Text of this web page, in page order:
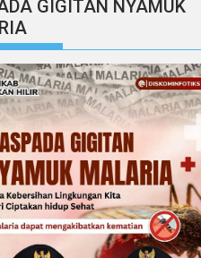
GIGITAN NYAMUK